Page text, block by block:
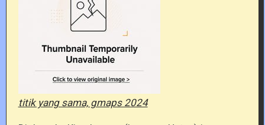
titik yang sama, gmaps 2024